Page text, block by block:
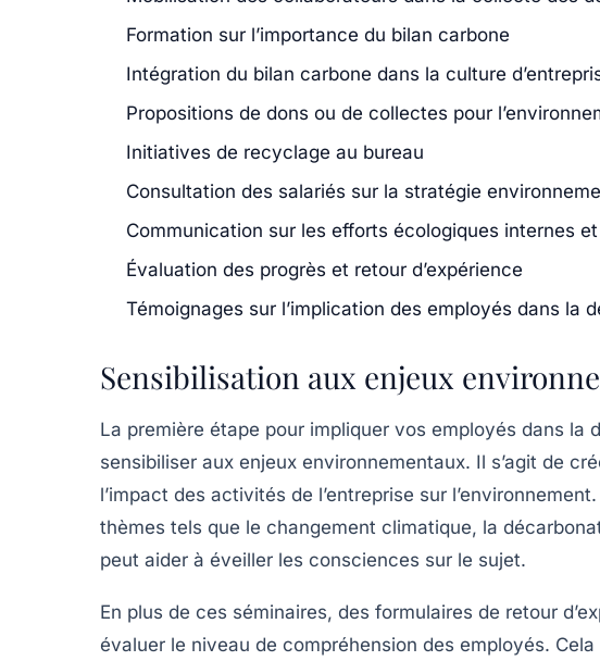
Formation sur l’importance du bilan carbone
Intégration du bilan carbone dans la culture
Propositions de dons ou de collectes pour
Initiatives de recyclage au bureau
Consultation des salariés sur la stratégie
Communication sur les efforts écologiques internes
Évaluation des progrès et retour d’expérience
Témoignages sur l’implication des employés dans la
Sensibilisation aux enjeux
La première étape pour impliquer vos employés dans la
sensibiliser aux enjeux environnementaux. Il s’agit de
l’impact des activités de l’entreprise sur
thèmes tels que le changement climatique, la
peut aider à éveiller les consciences sur le sujet.
En plus de ces séminaires, des formulaires de retour
évaluer le niveau de compréhension des employés.